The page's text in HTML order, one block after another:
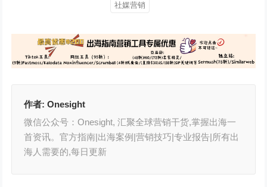
社媒营销
作者:Onesight
微信公众号：Onesight, 汇聚全球营销干货,掌握出海一
首资讯。官方指南|出海案例|营销技巧|专业报告|所有出
海人需要的,每日更新